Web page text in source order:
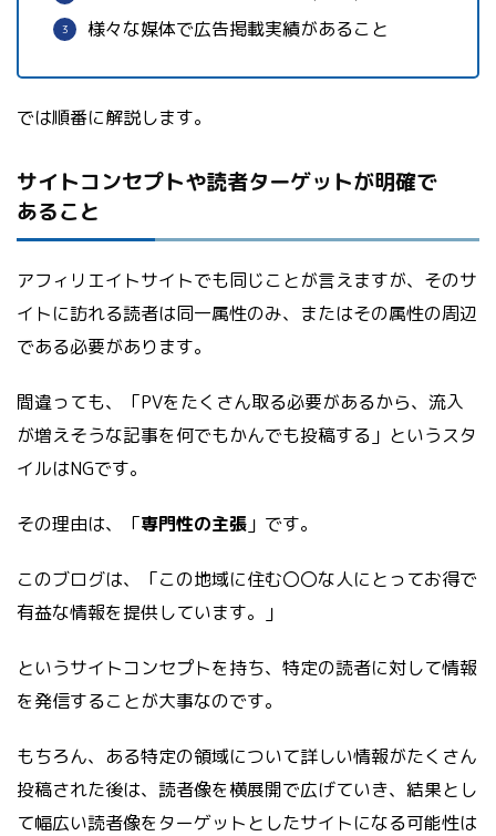
様々な媒体で広告掲載実績があること
では順番に解説します。
サイトコンセプトや読者ターゲットが明確で
あること
アフィリエイトサイトでも同じことが言えますが、そのサ
イトに訪れる読者は同一属性のみ、またはその属性の周辺
である必要があります。
間違っても、「PVをたくさん取る必要があるから、流入
が増えそうな記事を何でもかんでも投稿する」というスタ
イルはNGです。
その理由は、「専門性の主張 」です。
このブログは、「この地域に住む〇〇な人にとってお得で
有益な情報を提供しています。」
というサイトコンセプトを持ち、特定の読者に対して情報
を発信することが大事なのです。
もちろん、ある特定の領域について詳しい情報がたくさん
投稿された後は、読者像を横展開で広げていき、結果とし
て幅広い読者像をターゲットとしたサイトになる可能性は